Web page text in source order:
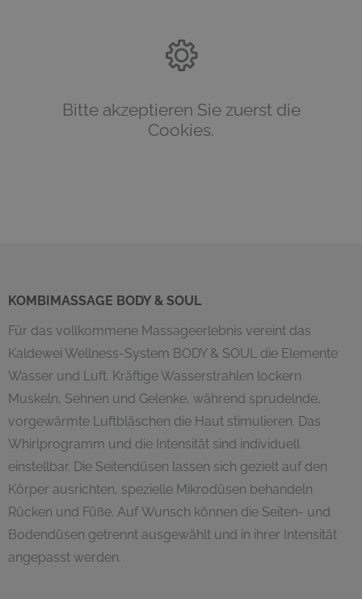
Bitte akzeptieren Sie zuerst die
Cookies.
KOMBIMASSAGE BODY & SOUL
Für das vollkommene Massageerlebnis vereint das
Kaldewei Wellness-System BODY & SOUL die Elemente
Wasser und Luft. Kräftige Wasserstrahlen lockern
Muskeln, Sehnen und Gelenke, während sprudelnde,
vorgewärmte Luftbläschen die Haut stimulieren. Das
Whirlprogramm und die Intensität sind individuell
einstellbar. Die Seitendüsen lassen sich gezielt auf den
Körper ausrichten, spezielle Mikrodüsen behandeln
Rücken und Füße. Auf Wunsch können die Seiten- und
Bodendüsen getrennt ausgewählt und in ihrer Intensität
angepasst werden.